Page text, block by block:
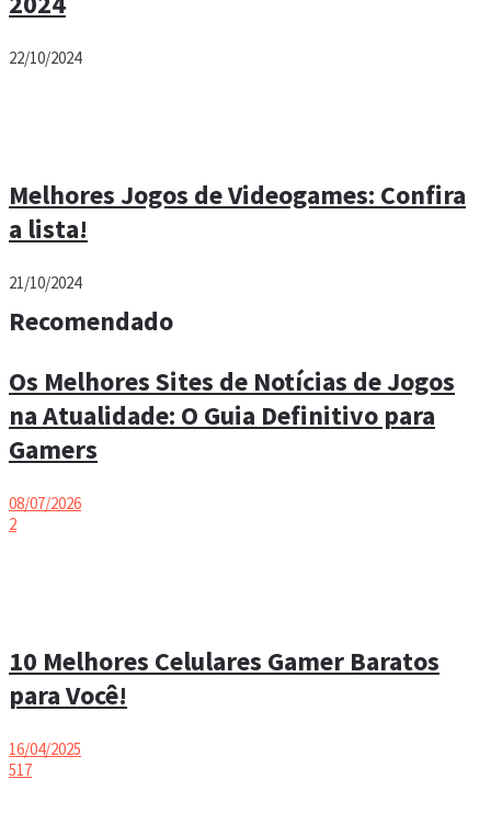
22/10/2024
Melhores Jogos de Videogames: Confira
a lista!
21/10/2024
Recomendado
Os Melhores Sites de Notícias de Jogos
na Atualidade: O Guia Definitivo para
Gamers
08/07/2026
2
10 Melhores Celulares Gamer Baratos
para Você!
16/04/2025
517